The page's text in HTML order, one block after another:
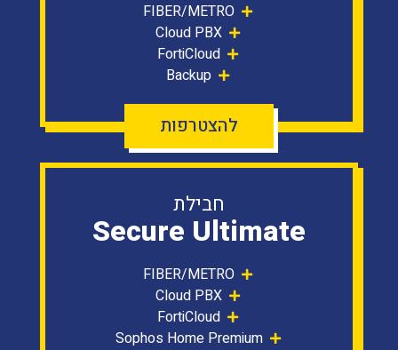
FIBER/METRO
Cloud PBX
FortiCloud
Backup
להצטרפות
חבילת
Secure Ultimate
FIBER/METRO
Cloud PBX
FortiCloud
Sophos Home Premium